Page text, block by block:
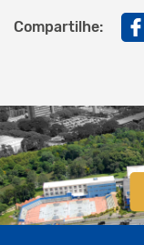
Compartilhe: